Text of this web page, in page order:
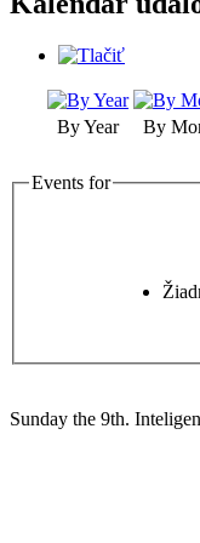
By Year By
Events for
Sunday the 9th.